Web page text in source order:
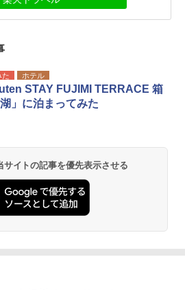
た ホテル
STAY FUJIMI TERRACE 箱
」に泊まってみた
イトの記事を優先表示させる